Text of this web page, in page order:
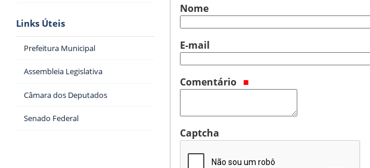
Links Úteis
Prefeitura Municipal
Assembleia Legislativa
Câmara dos Deputados
Senado Federal
Nome
E-mail
Comentário
Captcha